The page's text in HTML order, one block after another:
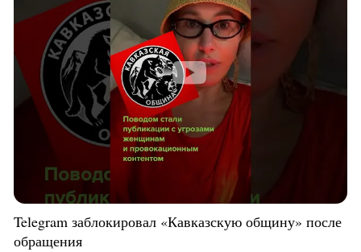
Telegram заблокировал «Кавказскую общину» после
обращения